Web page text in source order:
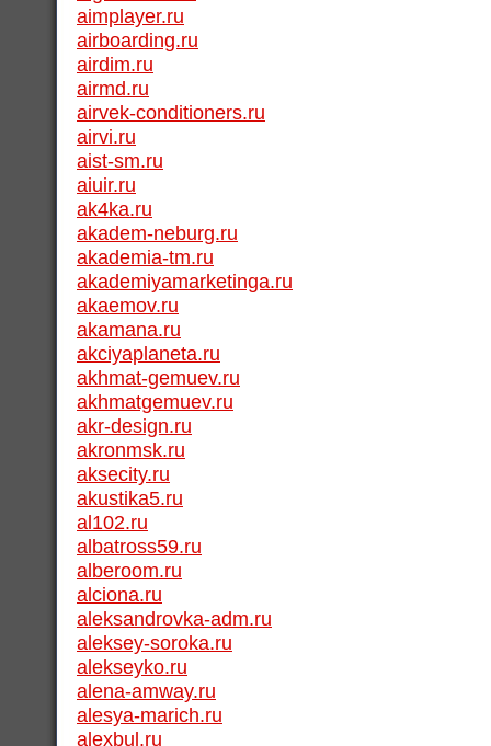
aimplayer.ru
airboarding.ru
airdim.ru
airmd.ru
airvek-conditioners.ru
airvi.ru
aist-sm.ru
aiuir.ru
ak4ka.ru
akadem-neburg.ru
akademia-tm.ru
akademiyamarketinga.ru
akaemov.ru
akamana.ru
akciyaplaneta.ru
akhmat-gemuev.ru
akhmatgemuev.ru
akr-design.ru
akronmsk.ru
aksecity.ru
akustika5.ru
al102.ru
albatross59.ru
alberoom.ru
alciona.ru
aleksandrovka-adm.ru
aleksey-soroka.ru
alekseyko.ru
alena-amway.ru
alesya-marich.ru
alexbul.ru